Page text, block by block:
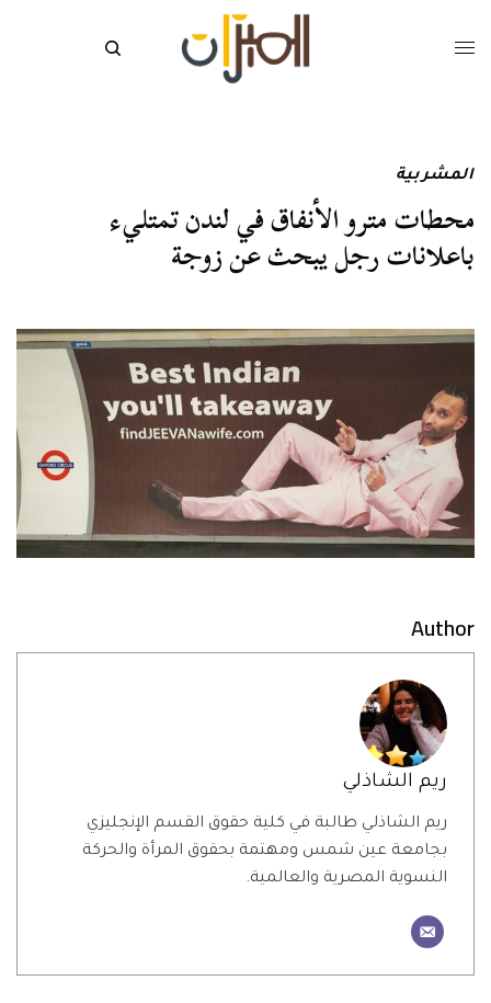
المشربية
محطات مترو الأنفاق في لندن تمتليء
باعلانات رجل يبحث عن زوجة
Author
ريم الشاذلي
ريم الشاذلي طالبة في كلية حقوق القسم الإنجليزي
بجامعة عين شمس ومهتمة بحقوق المرأة والحركة
النسوية المصرية والعالمية.